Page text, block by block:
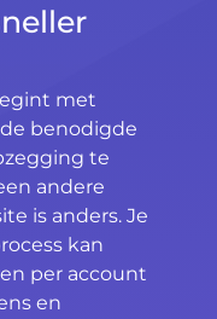
met
benodigde
te
andere
is anders. Je
kan
per account
en